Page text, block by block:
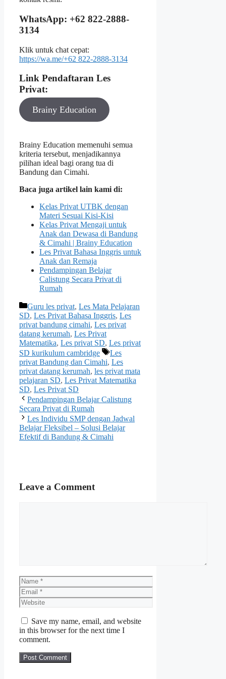
WhatsApp: +62 822-2888-
3134
Klik untuk chat cepat:
https://wa.me/+62 822-2888-3134
Link Pendaftaran Les
Privat:
Brainy Education
Brainy Education memenuhi semua
kriteria tersebut, menjadikannya
pilihan ideal bagi orang tua di
Bandung dan Cimahi.
Baca juga artikel lain kami di:
Kelas Privat UTBK dengan
Materi Sesuai Kisi-Kisi
Kelas Privat Mengaji untuk
Anak dan Dewasa di Bandung
& Cimahi | Brainy Education
Les Privat Bahasa Inggris untuk
Anak dan Remaja
Pendampingan Belajar
Calistung Secara Privat di
Rumah
Categories
Guru les privat, Les Mata Pelajaran
SD, Les Privat Bahasa Inggris, Les
privat bandung cimahi, Les privat
datang kerumah, Les Privat
Matematika, Les privat SD, Les privat
SD kurikulum cambridge
Tags
Les
privat Bandung dan Cimahi, Les
privat datang kerumah, les privat mata
pelajaran SD, Les Privat Matematika
SD, Les Privat SD
Pendampingan Belajar Calistung
Secara Privat di Rumah
Les Individu SMP dengan Jadwal
Belajar Fleksibel – Solusi Belajar
Efektif di Bandung & Cimahi
Leave a Comment
Name
Email
Website
Save my name, email, and website
in this browser for the next time I
comment.